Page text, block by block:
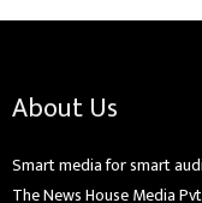
About Us
Smart media for smart
The News House Media